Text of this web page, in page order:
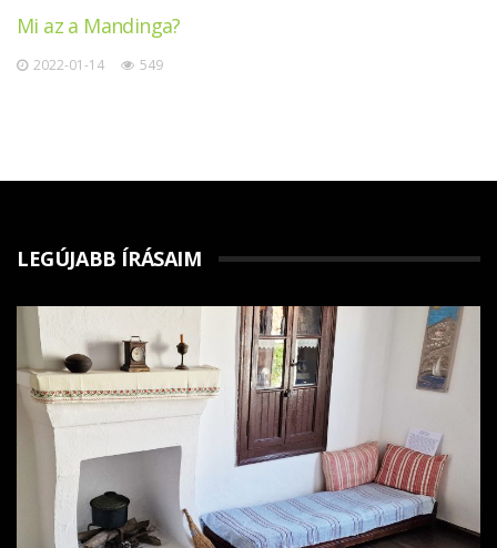
Mi az a Mandinga?
2022-01-14 549
LEGÚJABB ÍRÁSAIM